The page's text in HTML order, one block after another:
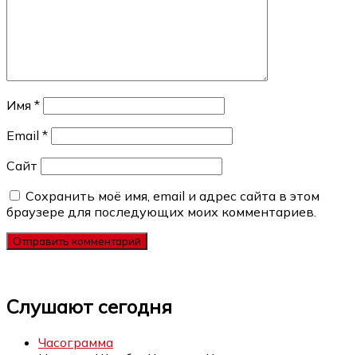
Имя *
Email *
Сайт
Сохранить моё имя, email и адрес сайта в этом
браузере для последующих моих комментариев.
Слушают сегодня
Часограмма